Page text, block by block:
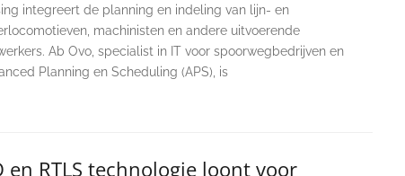
integreert de planning en indeling van lijn- en
machinisten en andere uitvoerende
Ab Ovo, specialist in IT voor spoorwegbedrijven en
Planning en Scheduling (APS), is
en RTLS technologie loont voor